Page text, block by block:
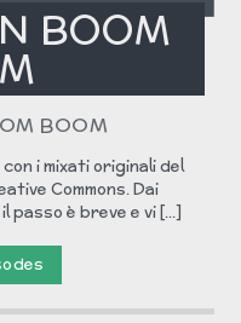
BOOM
BOOM
i mixati originali del
Commons. Dai
passo è breve e vi [...]